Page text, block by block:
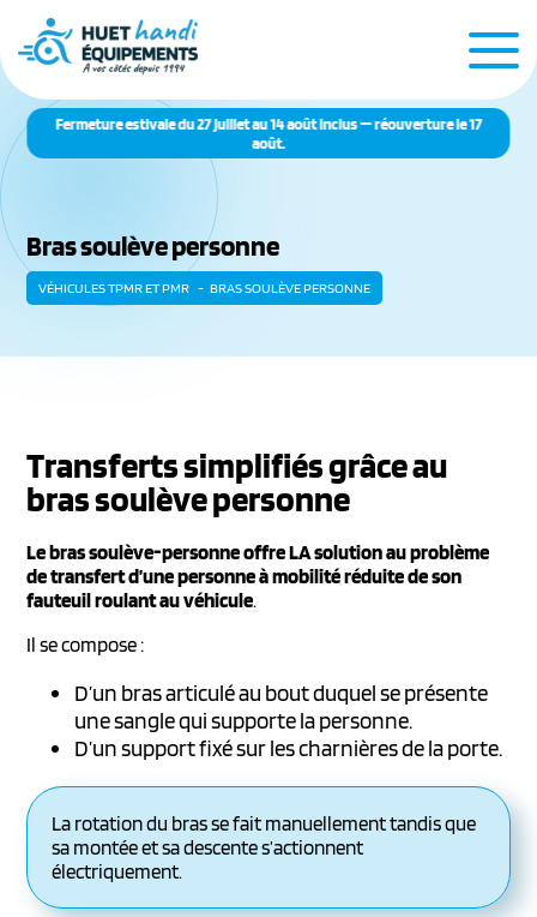
Fermeture estivale du 27 juillet au 14 août inclus — réouverture le 17
août.
Bras soulève personne
VÉHICULES TPMR ET PMR BRAS SOULÈVE PERSONNE
Transferts simplifiés grâce au
bras soulève personne
Le bras soulève-personne offre LA solution au problème
de transfert d’une personne à mobilité réduite de son
fauteuil roulant au véhicule.
Il se compose :
D’un bras articulé au bout duquel se présente
une sangle qui supporte la personne.
D’un support fixé sur les charnières de la porte.
La rotation du bras se fait manuellement tandis que
sa montée et sa descente s’actionnent
électriquement.